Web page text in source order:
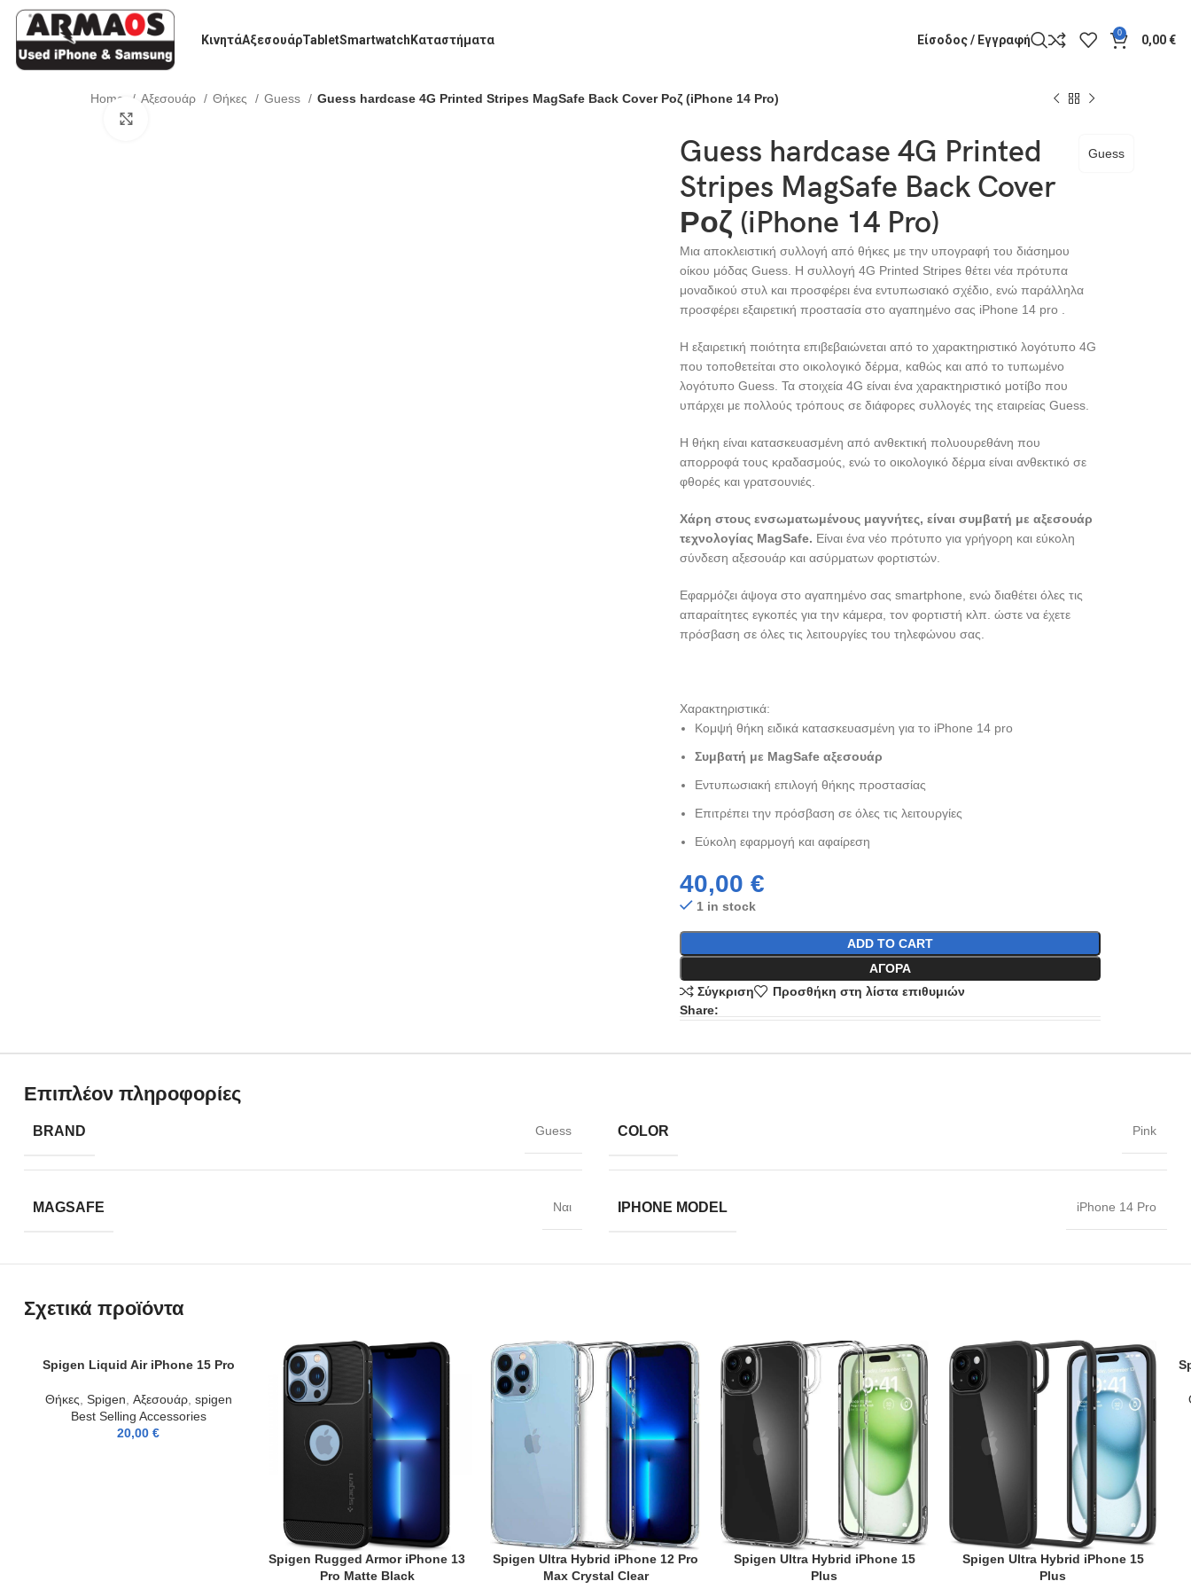
ΚινητάΑξεσουάρTabletSmartwatch Καταστήματα Είσοδος / Εγγραφή 0 0,00€
Home Αξεσουάρ Θήκες Guess Guess hardcase 4G Printed Stripes MagSafe Back Cover Ροζ (iPhone 14 Pro)
Guess hardcase 4G Printed
Stripes MagSafe Back Cover
Ροζ (iPhone 14 Pro)
Guess
Μια αποκλειστική συλλογή από θήκες με την υπογραφή του διάσημου
οίκου μόδας Guess. Η συλλογή 4G Printed Stripes θέτει νέα πρότυπα
μοναδικού στυλ και προσφέρει ένα εντυπωσιακό σχέδιο, ενώ παράλληλα
προσφέρει εξαιρετική προστασία στο αγαπημένο σας iPhone 14 pro .
Η εξαιρετική ποιότητα επιβεβαιώνεται από το χαρακτηριστικό λογότυπο 4G
που τοποθετείται στο οικολογικό δέρμα, καθώς και από το τυπωμένο
λογότυπο Guess. Τα στοιχεία 4G είναι ένα χαρακτηριστικό μοτίβο που
υπάρχει με πολλούς τρόπους σε διάφορες συλλογές της εταιρείας Guess.
Η θήκη είναι κατασκευασμένη από ανθεκτική πολυουρεθάνη που
απορροφά τους κραδασμούς, ενώ το οικολογικό δέρμα είναι ανθεκτικό σε
φθορές και γρατσουνιές.
Χάρη στους ενσωματωμένους μαγνήτες, είναι συμβατή με αξεσουάρ
τεχνολογίας MagSafe. Είναι ένα νέο πρότυπο για γρήγορη και εύκολη
σύνδεση αξεσουάρ και ασύρματων φορτιστών.
Εφαρμόζει άψογα στο αγαπημένο σας smartphone, ενώ διαθέτει όλες τις
απαραίτητες εγκοπές για την κάμερα, τον φορτιστή κλπ. ώστε να έχετε
πρόσβαση σε όλες τις λειτουργίες του τηλεφώνου σας.
Χαρακτηριστικά:
Κομψή θήκη ειδικά κατασκευασμένη για το iPhone 14 pro
Συμβατή με MagSafe αξεσουάρ
Εντυπωσιακή επιλογή θήκης προστασίας
Επιτρέπει την πρόσβαση σε όλες τις λειτουργίες
Εύκολη εφαρμογή και αφαίρεση
40,00 €
1 in stock
ADD TO CART
ΑΓΟΡΆ
Σύγκριση
Προσθήκη στη λίστα επιθυμιών
Share:
Επιπλέον πληροφορίες
BRAND Guess COLOR Pink
MAGSAFE Ναι IPHONE MODEL iPhone 14 Pro
Σχετικά προϊόντα
ADD TO CART
Spigen Liquid Air iPhone 15 Pro
Θήκες Spigen Αξεσουάρ, spigen
Best Selling Accessories
20,00 €
ADD TO CART
Spigen Rugged Armor iPhone 13
Pro Matte Black
ADD TO CART
Spigen Ultra Hybrid iPhone 12 Pro
Max Crystal Clear
ADD TO CART
Spigen Ultra Hybrid iPhone 15
Plus
ADD TO CART
Spigen Ultra Hybrid iPhone 15
Plus